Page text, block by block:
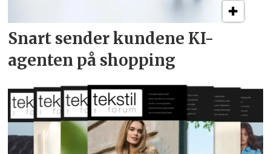
Snart sender kundene KI-
agenten på shopping